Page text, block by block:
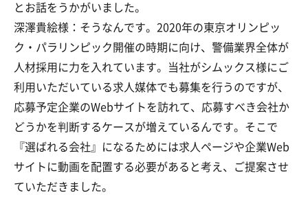
とお話をうかがいました。
深澤貴絵様：そうなんです。2020年の東京オリンピッ
ク・パラリンピック開催の時期に向け、警備業界全体が
人材採用に力を入れています。当社がシムックス様にご
利用いただいている求人媒体でも募集を行うのですが、
応募予定企業のWebサイトを訪れて、応募すべき会社か
どうかを判断するケースが増えているんです。そこで
『選ばれる会社』になるためには求人ページや企業Web
サイトに動画を配置する必要があると考え、ご提案させ
ていただきました。